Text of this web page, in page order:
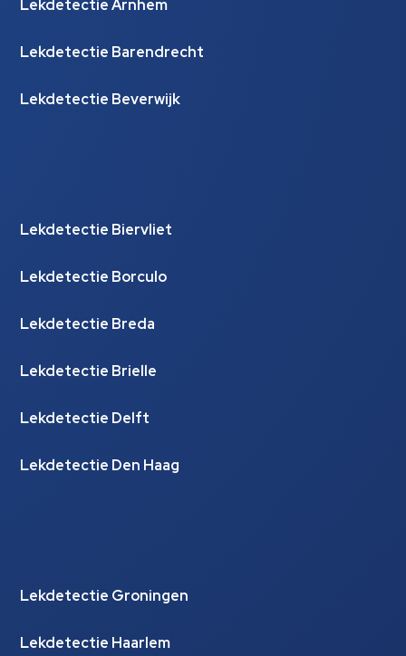
Lekdetectie Arnhem
Lekdetectie Barendrecht
Lekdetectie Beverwijk
Lekdetectie Biervliet
Lekdetectie Borculo
Lekdetectie Breda
Lekdetectie Brielle
Lekdetectie Delft
Lekdetectie Den Haag
Lekdetectie Groningen
Lekdetectie Haarlem